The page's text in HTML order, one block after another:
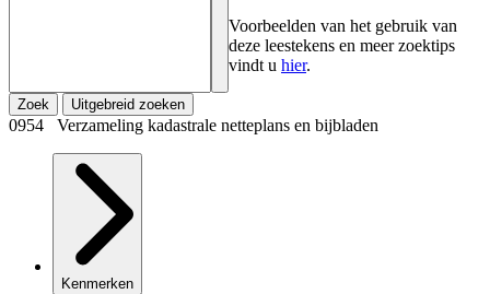
Voorbeelden van het gebruik van
deze leestekens en meer zoektips
vindt u hier.
Zoek Uitgebreid zoeken
0954 Verzameling kadastrale netteplans en bijbladen
Kenmerken